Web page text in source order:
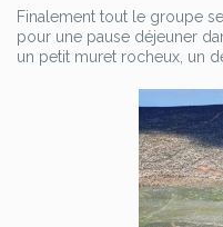
Finalement tout le groupe
pour une pause déjeuner
un petit muret rocheux, un